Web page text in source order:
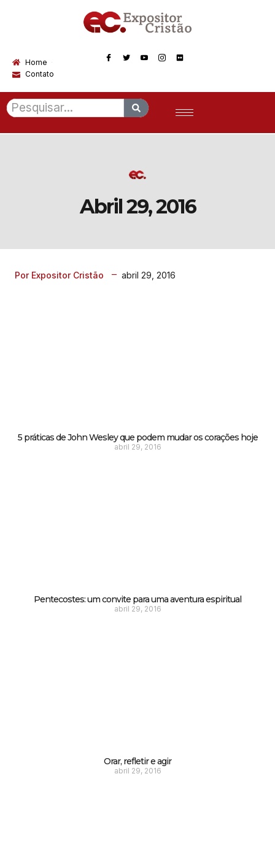
Home
Contato
Abril 29, 2016
Por Expositor Cristão abril 29, 2016
5 práticas de John Wesley que podem mudar os corações hoje
abril 29, 2016
Pentecostes: um convite para uma aventura espiritual
abril 29, 2016
Orar, refletir e agir
abril 29, 2016